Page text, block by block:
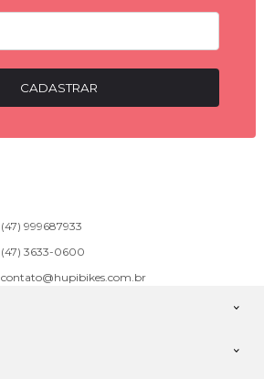
CADASTRAR
(47) 999687933
(47) 3633-0600
contato@hupibikes.com.br